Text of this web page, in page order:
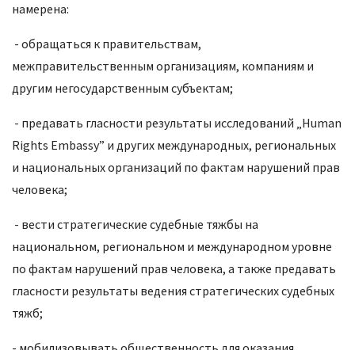
намерена:
- обращаться к правительствам,
межправительственным организациям, компаниям и
другим негосударственным субъектам;
- предавать гласности результаты исследований „Human
Rights Embassy” и других международных, региональных
и национальных организаций по фактам нарушений прав
человека;
- вести стратегические судебные тяжбы на
национальном, региональном и международном уровне
по фактам нарушений прав человека, а также предавать
гласности результаты ведения стратегических судебных
тяжб;